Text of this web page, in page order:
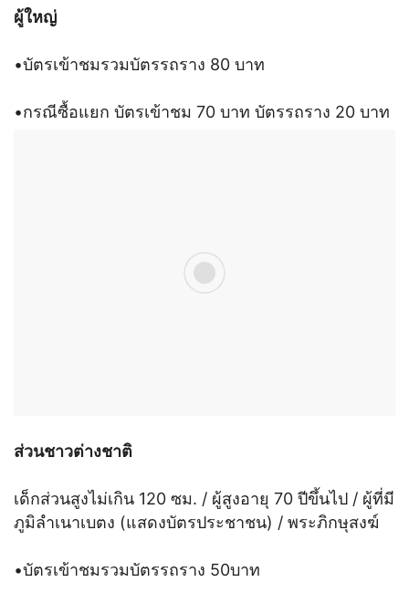
ผู้ใหญ่
•บัตรเข้าชมรวมบัตรรถราง 80 บาท
•กรณีซื้อแยก บัตรเข้าชม 70 บาท บัตรรถราง 20 บาท
ส่วนชาวต่างชาติ
เด็กส่วนสูงไม่เกิน 120 ซม. / ผู้สูงอายุ 70 ปีขึ้นไป / ผู้ที่มี
ภูมิลำเนาเบตง (แสดงบัตรประชาชน) / พระภิกษุสงฆ์
•บัตรเข้าชมรวมบัตรรถราง 50บาท